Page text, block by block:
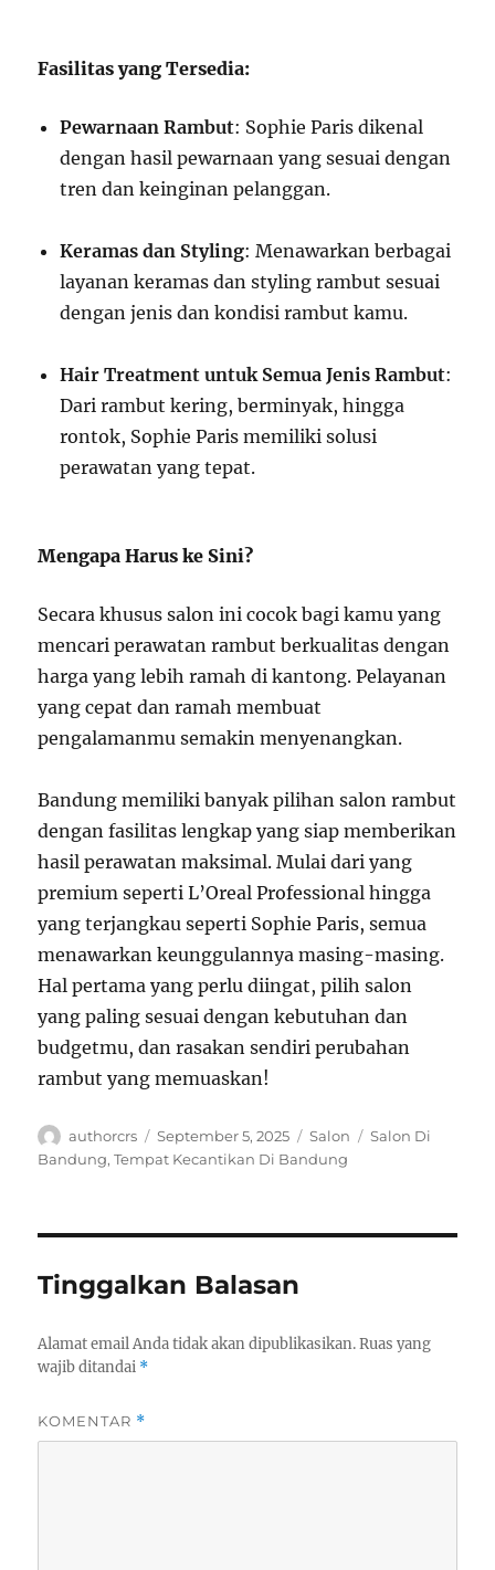
Fasilitas yang Tersedia:
Pewarnaan Rambut: Sophie Paris dikenal
dengan hasil pewarnaan yang sesuai dengan
tren dan keinginan pelanggan.
Keramas dan Styling: Menawarkan berbagai
layanan keramas dan styling rambut sesuai
dengan jenis dan kondisi rambut kamu.
Hair Treatment untuk Semua Jenis Rambut:
Dari rambut kering, berminyak, hingga
rontok, Sophie Paris memiliki solusi
perawatan yang tepat.
Mengapa Harus ke Sini?
Secara khusus salon ini cocok bagi kamu yang
mencari perawatan rambut berkualitas dengan
harga yang lebih ramah di kantong. Pelayanan
yang cepat dan ramah membuat
pengalamanmu semakin menyenangkan.
Bandung memiliki banyak pilihan salon rambut
dengan fasilitas lengkap yang siap memberikan
hasil perawatan maksimal. Mulai dari yang
premium seperti L’Oreal Professional hingga
yang terjangkau seperti Sophie Paris, semua
menawarkan keunggulannya masing-masing.
Hal pertama yang perlu diingat, pilih salon
yang paling sesuai dengan kebutuhan dan
budgetmu, dan rasakan sendiri perubahan
rambut yang memuaskan!
Author
authorcrs
Posted
on
September 5, 2025 Categories
Salon Tags
Salon Di
Bandung,Tempat Kecantikan Di Bandung
Tinggalkan Balasan
Alamat email Anda tidak akan dipublikasikan. Ruas yang
wajib ditandai *
KOMENTAR *